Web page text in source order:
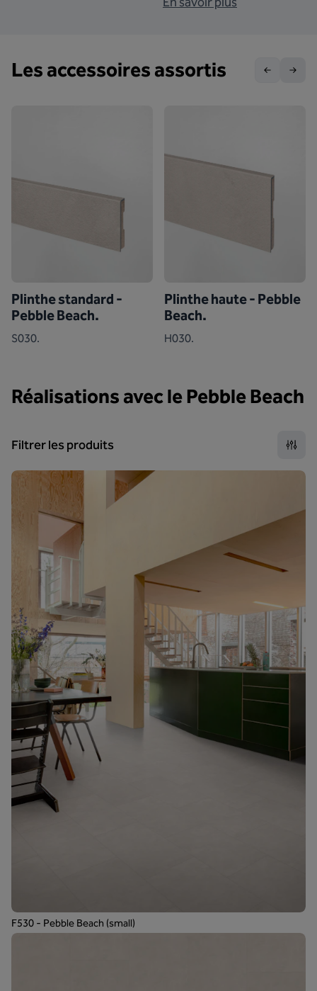
Les accessoires assortis
Plinthe standard -
Pebble Beach.
S030.
Plinthe haute - Pebble
Beach.
H030.
Réalisations avec le Pebble Beach
Filtrer les produits
F530 - Pebble Beach (small)